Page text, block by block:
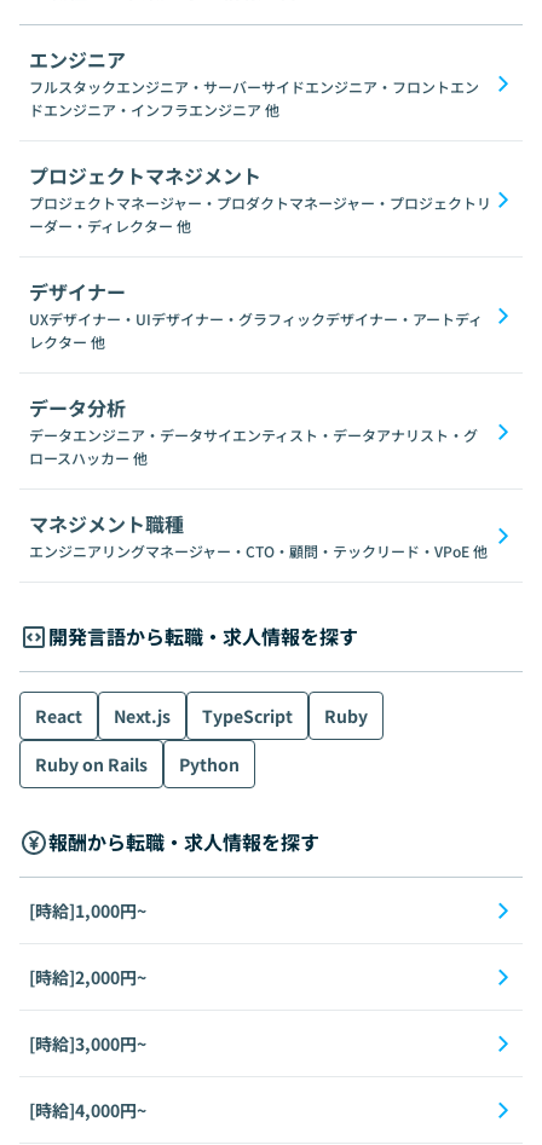
エンジニア
フルスタックエンジニア・サーバーサイドエンジニア・フロントエン
ドエンジニア・インフラエンジニア 他
プロジェクトマネジメント
プロジェクトマネージャー・プロダクトマネージャー・プロジェクトリ
ーダー・ディレクター 他
デザイナー
UXデザイナー・UIデザイナー・グラフィックデザイナー・アートディ
レクター 他
データ分析
データエンジニア・データサイエンティスト・データアナリスト・グ
ロースハッカー 他
マネジメント職種
エンジニアリングマネージャー・CTO・顧問・テックリード・VPoE他
開発言語から転職・求人情報を探す
React Next.js TypeScript
Ruby
Ruby on Rails
Python
報酬から転職・求人情報を探す
[時給]1,000円~
[時給]2,000円~
[時給]3,000円~
[時給]4,000円~